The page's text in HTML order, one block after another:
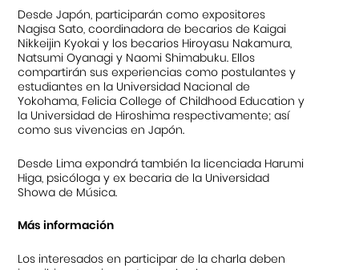
Desde Japón, participarán como expositores
Nagisa Sato, coordinadora de becarios de Kaigai
Nikkeijin Kyokai y los becarios Hiroyasu Nakamura,
Natsumi Oyanagi y Naomi Shimabuku. Ellos
compartirán sus experiencias como postulantes y
estudiantes en la Universidad Nacional de
Yokohama, Felicia College of Childhood Education y
la Universidad de Hiroshima respectivamente; así
como sus vivencias en Japón.
Desde Lima expondrá también la licenciada Harumi
Higa, psicóloga y ex becaria de la Universidad
Showa de Música.
Más información
Los interesados en participar de la charla deben